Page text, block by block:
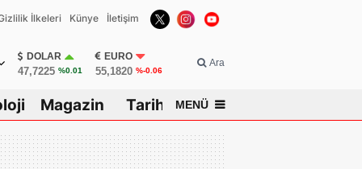
İlkeleri Künye İletişim
DOLAR
47,7225 %0.01
EURO
55,1820 %-0.06
Ara
Magazin Tarih MENÜ